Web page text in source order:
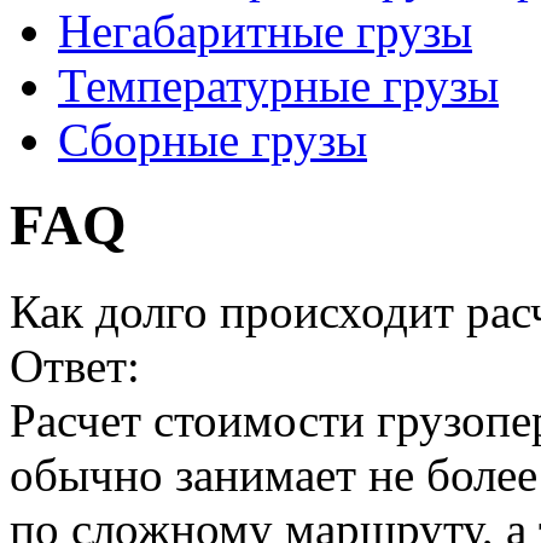
Негабаритные грузы
Температурные грузы
Сборные грузы
FAQ
Как долго происходит
Ответ:
Расчет стоимости
обычно занимает не
по сложному маршруту, а